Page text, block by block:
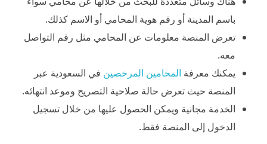
باسم المدينة أو رقم هوية المحامي أو الاسم كذلك.
تعرض المنصة معلومات عن المحامي مثل رقم التواصل
معه.
يمكنك معرفة المحامين المرخصين في السعودية عبر
المنصة حيث تعرض حالة صلاحية التصريح وموعد انتهائه.
الخدمة مجانية ويمكن الحصول عليها من خلال تسجيل
الدخول إلى المنصة فقط.